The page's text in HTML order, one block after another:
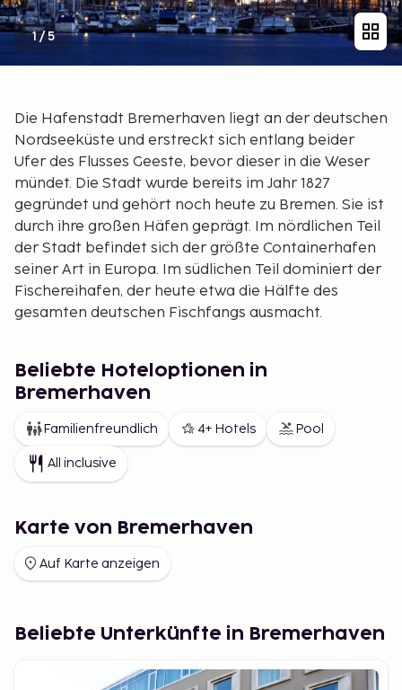
1/5
Die Hafenstadt Bremerhaven liegt an der deutschen
Nordseeküste und erstreckt sich entlang beider
Ufer des Flusses Geeste, bevor dieser in die Weser
mündet. Die Stadt wurde bereits im Jahr 1827
gegründet und gehört noch heute zu Bremen. Sie ist
durch ihre großen Häfen geprägt. Im nördlichen Teil
der Stadt befindet sich der größte Containerhafen
seiner Art in Europa. Im südlichen Teil dominiert der
Fischereihafen, der heute etwa die Hälfte des
gesamten deutschen Fischfangs ausmacht.
Beliebte Hoteloptionen in
Bremerhaven
Familienfreundlich 4+ Hotels Pool
All inclusive
Karte von Bremerhaven
Auf Karte anzeigen
Beliebte Unterkünfte in Bremerhaven